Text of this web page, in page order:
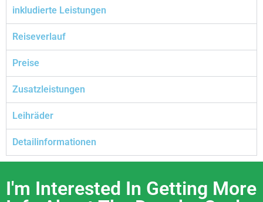
inkludierte Leistungen
Reiseverlauf
Preise
Zusatzleistungen
Leihräder
Detailinformationen
I'm Interested In Getting More